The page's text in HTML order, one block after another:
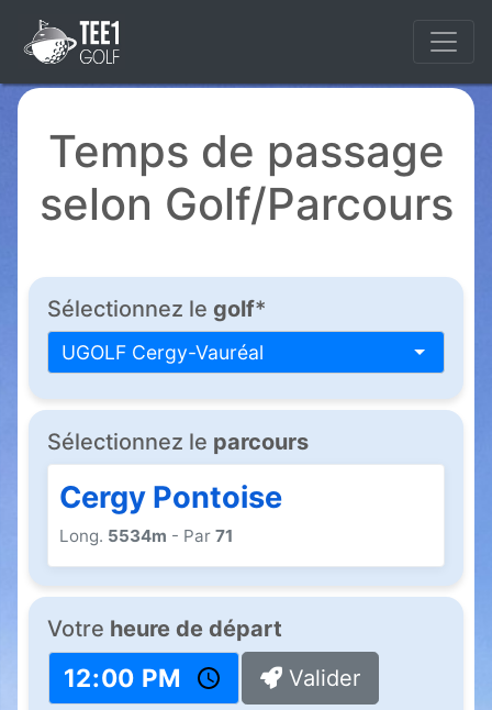
Temps de passage
selon Golf/Parcours
Sélectionnez le golf*
UGOLF Cergy-Vauréal
Sélectionnez le parcours
Cergy Pontoise
Long. 5534m - Par 71
Votre heure de départ
Valider